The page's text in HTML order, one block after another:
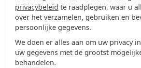
privacybeleid te raadplegen, waar u
over het verzamelen, gebruiken en
persoonlijke gegevens.
We doen er alles aan om uw privacy
uw gegevens met de grootst
behandelen.